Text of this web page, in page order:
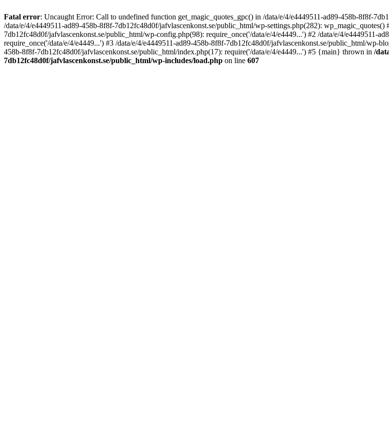
Fatal error: Uncaught Error: Call to undefined function get_magic_quotes_gpc() in /data/e/4/e4449511-ad89-458b-8f8f-
/data/e/4/e4449511-ad89-458b-8f8f-7db12fc48d0f/jafvlascenkonst.se/public_html/wp-settings.php(282): wp_magic_quotes()
7db12fc48d0f/jafvlascenkonst.se/public_html/wp-config.php(98): require_once('/data/e/4/e4449...') #2 /data/e/4/e4449511-
require_once('/data/e/4/e4449...') #3 /data/e/4/e4449511-ad89-458b-8f8f-7db12fc48d0f/jafvlascenkonst.se/public_html/wp-
458b-8f8f-7db12fc48d0f/jafvlascenkonst.se/public_html/index.php(17): require('/data/e/4/e4449...') #5 {main} thrown in /
7db12fc48d0f/jafvlascenkonst.se/public_html/wp-includes/load.php on line 607